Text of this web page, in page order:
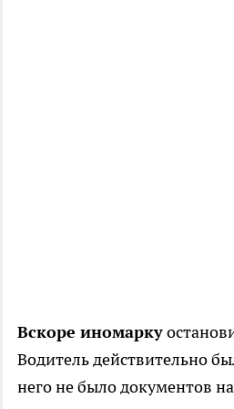
Вскоре иномарку
Водитель действительно
него не было документов